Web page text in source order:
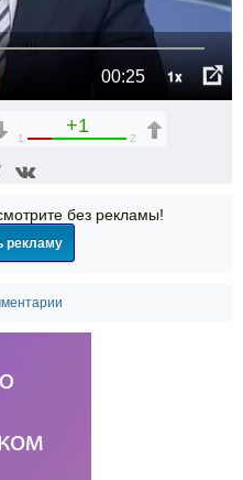
00:25 1x
+1
1 2
без рекламы!
рекламу